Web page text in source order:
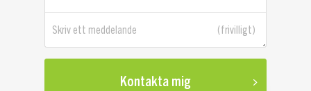
Skriv ett meddelande
Kontakta mig